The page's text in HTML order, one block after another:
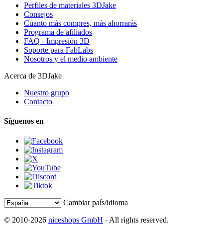
Perfiles de materiales 3DJake
Consejos
Cuanto más compres, más ahorrarás
Programa de afiliados
FAQ - Impresión 3D
Soporte para FabLabs
Nosotros y el medio ambiente
Acerca de 3DJake
Nuestro grupo
Contacto
Síguenos en
Cambiar país/idioma
© 2010-2026 niceshops GmbH - All rights reserved.